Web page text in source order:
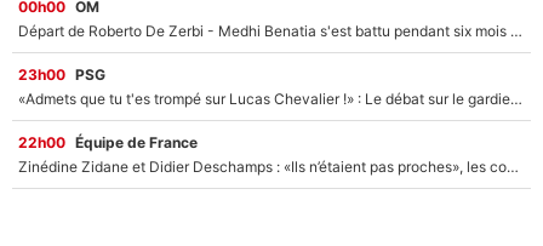
00h00 OM
Départ de Roberto De Zerbi - Medhi Benatia s'est battu pendant six mois pour le retenir à l'OM, le PSG a été le naufrage de trop : «Je pars avec toi»
23h00 PSG
«Admets que tu t'es trompé sur Lucas Chevalier !» : Le débat sur le gardien du PSG vire au clash à l'After Foot
22h00 Équipe de France
Zinédine Zidane et Didier Deschamps : «Ils n’étaient pas proches», les confidences d’un membre de l’équipe de France 1998 sur leur relation spéciale